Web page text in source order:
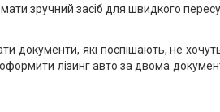
зручний засіб для швидкого
документи, які поспішають, не
оформити лізинг авто за двома